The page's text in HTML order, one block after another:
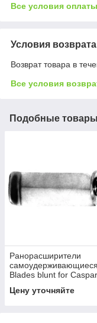
Все условия оплаты
Условия возврата
Возврат товара в
Все условия
Подобные
Ранорасширители
самоудерживающиеся
Blades blunt for Caspar
Цену уточняйте